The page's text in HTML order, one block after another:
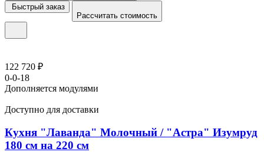
Быстрый заказ
Рассчитать стоимость
122 720 ₽
0-0-18
Дополняется модулями
Доступно для доставки
Кухня "Лаванда" Молочный / "Астра" Изумруд
180 см на 220 см